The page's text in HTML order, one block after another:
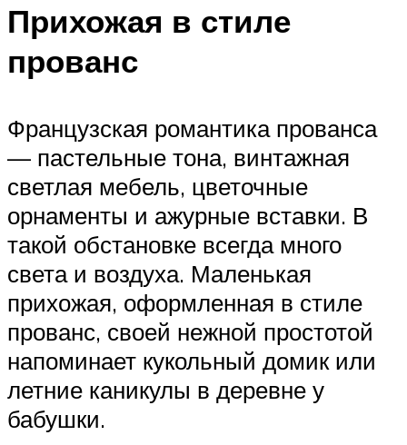
Прихожая в стиле
прованс
Французская романтика прованса
— пастельные тона, винтажная
светлая мебель, цветочные
орнаменты и ажурные вставки. В
такой обстановке всегда много
света и воздуха. Маленькая
прихожая, оформленная в стиле
прованс, своей нежной простотой
напоминает кукольный домик или
летние каникулы в деревне у
бабушки.